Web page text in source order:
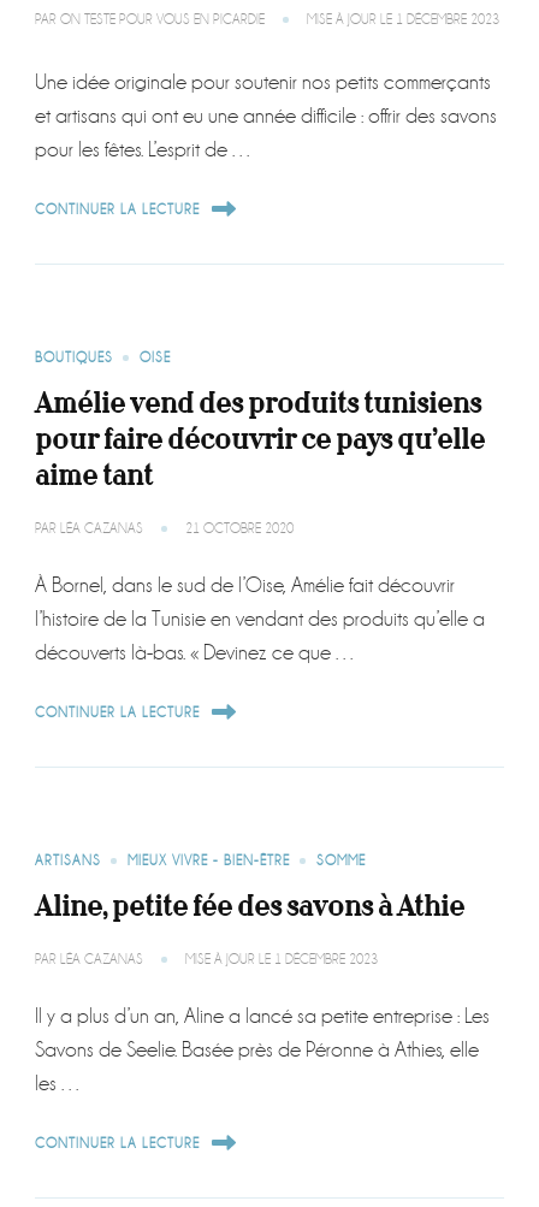
PAR ON TESTE POUR VOUS EN PICARDIE MISE À JOUR LE 1 DÉCEMBRE 2023
Une idée originale pour soutenir nos petits commerçants
et artisans qui ont eu une année difficile : offrir des savons
pour les fêtes. L’esprit de …
CONTINUER LA LECTURE
BOUTIQUES OISE
Amélie vend des produits tunisiens
pour faire découvrir ce pays qu’elle
aime tant
PAR LÉA CAZANAS 21 OCTOBRE 2020
À Bornel, dans le sud de l’Oise, Amélie fait découvrir
l’histoire de la Tunisie en vendant des produits qu’elle a
découverts là-bas. « Devinez ce que …
CONTINUER LA LECTURE
ARTISANS MIEUX VIVRE - BIEN-ÊTRE SOMME
Aline, petite fée des savons à Athie
PAR LÉA CAZANAS MISE À JOUR LE 1 DÉCEMBRE 2023
Il y a plus d’un an, Aline a lancé sa petite entreprise : Les
Savons de Seelie. Basée près de Péronne à Athies, elle
les …
CONTINUER LA LECTURE